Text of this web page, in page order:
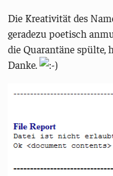
Die Kreativität des
geradezu poetisch
die Quarantäne spülte,
Danke.